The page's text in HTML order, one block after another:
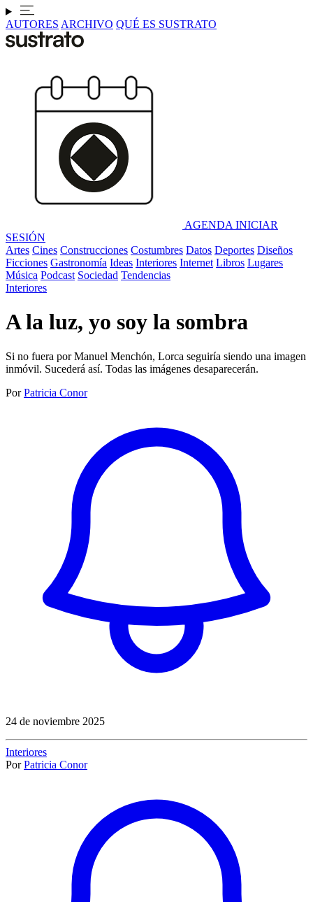
AUTORES ARCHIVO QUÉ ES SUSTRATO
AGENDA INICIAR
SESIÓN
Artes Cines Construcciones Costumbres Datos Deportes Diseños
Ficciones Gastronomía Ideas Interiores Internet Libros Lugares
Música Podcast Sociedad Tendencias
Interiores
A la luz, yo soy la sombra
Si no fuera por Manuel Menchón, Lorca seguiría siendo una imagen
inmóvil. Sucederá así. Todas las imágenes desaparecerán.
Por Patricia Conor
24 de noviembre 2025
Interiores
Por Patricia Conor